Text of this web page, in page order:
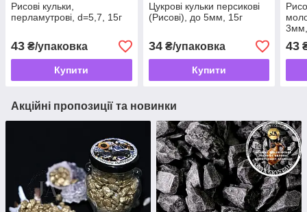
Рисові кульки,
перламутрові, d=5,7, 15г
43 ₴/упаковка
Купити
Цукрові кульки персикові
(Рисові), до 5мм, 15г
34₴/упаковка
Купити
43
Акційні пропозиції та новинки